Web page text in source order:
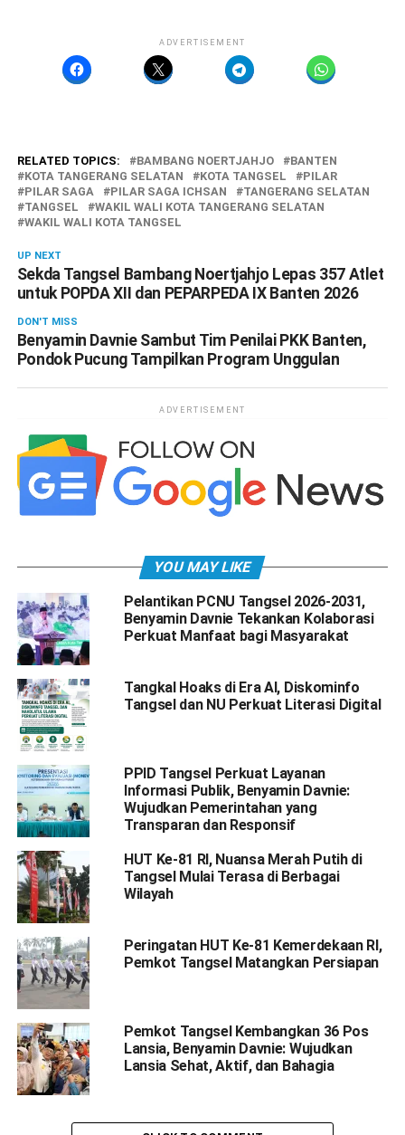
ADVERTISEMENT
RELATED TOPICS: BAMBANG NOERTJAHJO
BANTEN
KOTA TANGERANG SELATAN
KOTA TANGSEL
PILAR
PILAR SAGA
PILAR SAGA ICHSAN
TANGERANG SELATAN
TANGSEL
WAKIL WALI KOTA TANGERANG SELATAN
WAKIL WALI KOTA TANGSEL
UP NEXT
Sekda Tangsel Bambang Noertjahjo Lepas 357 Atlet
untuk POPDA XII dan PEPARPEDA IX Banten 2026
DON'T MISS
Benyamin Davnie Sambut Tim Penilai PKK Banten,
Pondok Pucung Tampilkan Program Unggulan
ADVERTISEMENT
YOU MAY LIKE
Pelantikan PCNU Tangsel 2026-2031,
Benyamin Davnie Tekankan Kolaborasi
Perkuat Manfaat bagi Masyarakat
Tangkal Hoaks di Era AI, Diskominfo
Tangsel dan NU Perkuat Literasi Digital
PPID Tangsel Perkuat Layanan
Informasi Publik, Benyamin Davnie:
Wujudkan Pemerintahan yang
Transparan dan Responsif
HUT Ke-81 RI, Nuansa Merah Putih di
Tangsel Mulai Terasa di Berbagai
Wilayah
Peringatan HUT Ke-81 Kemerdekaan RI,
Pemkot Tangsel Matangkan Persiapan
Pemkot Tangsel Kembangkan 36 Pos
Lansia, Benyamin Davnie: Wujudkan
Lansia Sehat, Aktif, dan Bahagia